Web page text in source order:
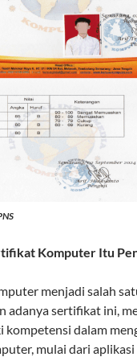
Komputer Itu
menjadi salah
adanya sertifikat ini,
kompetensi dalam
mulai dari